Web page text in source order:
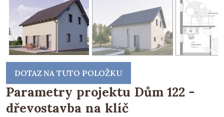
DOTAZ NA TUTO POLOŽKU
Parametry projektu Dům 122 -
dřevostavba na klíč